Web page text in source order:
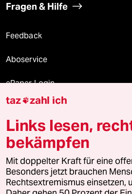
Fragen & Hilfe
Feedback
Aboservice
ePaper Login
Downloads für Abonnierende
© 2026 taz Verlags und Vertriebs
Alle Rechte vorbehalten. Bei rechtlichen
wenden Sie sich bitte an lizenzen@taz.de
taz zahl ich
Links lesen,
bekämpfen
Mit doppelter Kraft für eine
Besonders jetzt brauchen
Rechtsextremismus einsetzen,